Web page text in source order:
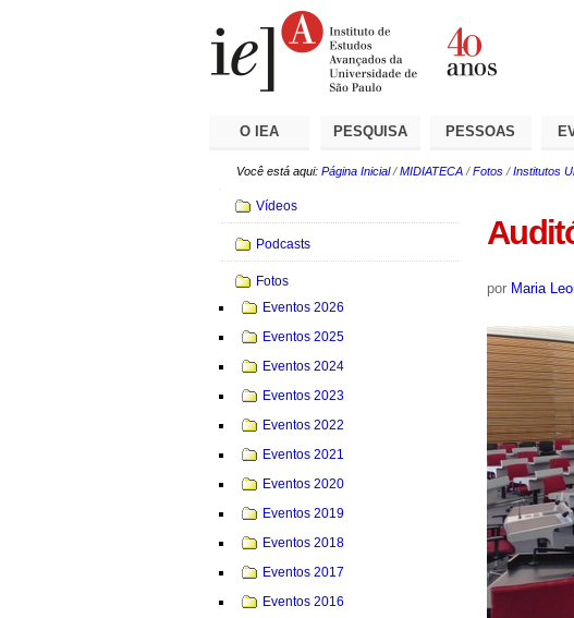
O IEA PESQUISA PESSOAS
Você está aqui: Página Inicial /MIDIATECA /Fotos /Institutos
por Maria
Navegação
Vídeos
Podcasts
Fotos
Eventos 2026
Eventos 2025
Eventos 2024
Eventos 2023
Eventos 2022
Eventos 2021
Eventos 2020
Eventos 2019
Eventos 2018
Eventos 2017
Eventos 2016